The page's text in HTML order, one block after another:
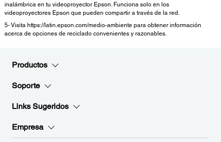
inalámbrica en tu videoproyector Epson. Funciona solo en los
videoproyectores Epson que pueden compartir a través de la red.
5- Visita https://latin.epson.com/medio-ambiente para obtener información
acerca de opciones de reciclado convenientes y razonables.
Productos
Soporte
Links Sugeridos
Empresa